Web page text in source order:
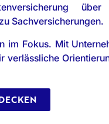
Sachversicherungen.
im Fokus. Mit
verlässliche